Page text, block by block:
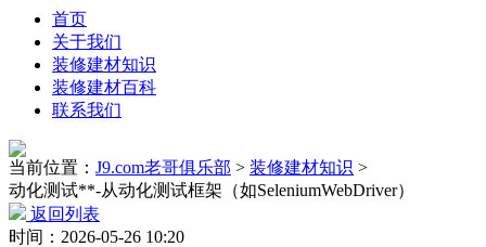
首页
关于我们
装修建材知识
装修建材百科
联系我们
当前位置： J9.com老哥俱乐部 > 装修建材知识 >
动化测试**-从动化测试框架（如SeleniumWebDriver）
返回列表
时间：2026-05-26 10:20